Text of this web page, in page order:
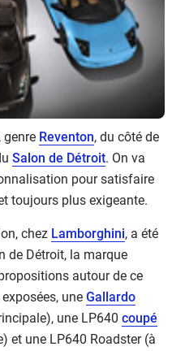
genre Reventon, du côté de
Salon de Détroit. On va
pour satisfaire
toujours plus exigeante.
chez Lamborghini, a été
de Détroit, la marque
autour de ce
une Gallardo
une LP640 coupé
et une LP640 Roadster (à